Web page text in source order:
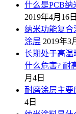
什么是PCB纳
2019年4月16日
纳米功能复合
涂层 2019年3
长期处于高温
什么危害? 耐
月4日
耐磨涂层主要
4日